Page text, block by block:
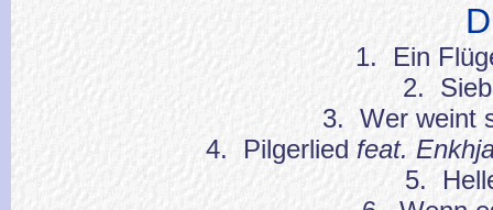
1. Ein
2.
3. Wer weint
4. Pilgerlied feat.
5.